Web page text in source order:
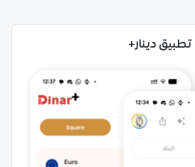
تطبيق دينار+